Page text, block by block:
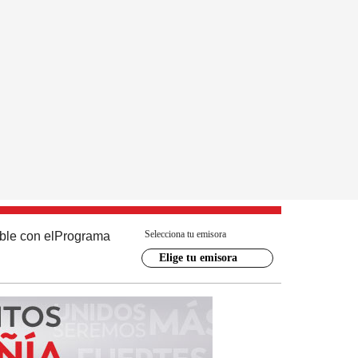
con el Programa Selecciona tu emisora
Elige tu emisora